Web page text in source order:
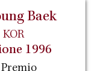
Baek
KOR
1996
Premio